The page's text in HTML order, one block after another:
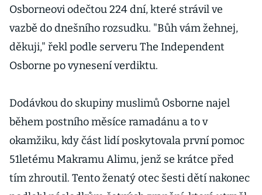
Osborneovi odečtou 224 dní, které strávil ve
vazbě do dnešního rozsudku. "Bůh vám žehnej,
děkuji," řekl podle serveru The Independent
Osborne po vynesení verdiktu.
Dodávkou do skupiny muslimů Osborne najel
během postního měsíce ramadánu a to v
okamžiku, kdy část lidí poskytovala první pomoc
51letému Makramu Alimu, jenž se krátce před
tím zhroutil. Tento ženatý otec šesti dětí nakonec